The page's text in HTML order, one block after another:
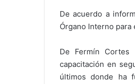
De acuerdo a
Órgano Interno
De Fermín Cortes
capacitación en
últimos donde ha